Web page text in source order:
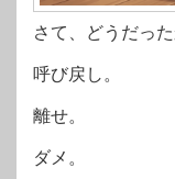
さて、どうだった
呼び戻し。
離せ。
ダメ。